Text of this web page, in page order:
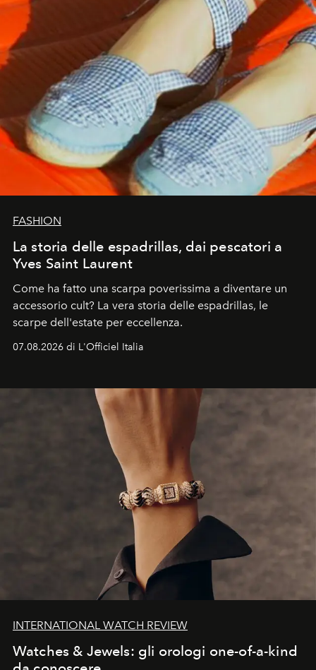
FASHION
La storia delle espadrillas, dai pescatori a
Yves Saint Laurent
Come ha fatto una scarpa poverissima a diventare un
accessorio cult? La vera storia delle espadrillas, le
scarpe dell'estate per eccellenza.
07.08.2026 di L'Officiel Italia
INTERNATIONAL WATCH REVIEW
Watches & Jewels: gli orologi one-of-a-kind